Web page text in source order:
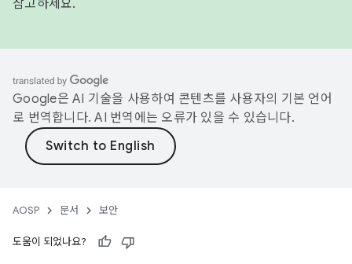
참고하세요.
Google은 AI 기술을 사용하여 콘텐츠를 사용자의 기본 언어
로 번역합니다. AI 번역에는 오류가 있을 수 있습니다.
AOSP 문서 보안
도움이 되었나요?